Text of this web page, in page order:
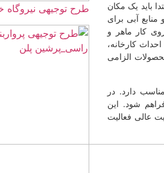
طرح توجیهی نیروگاه خورشیدی 1405☀️ از 1 تا 100مگاوات